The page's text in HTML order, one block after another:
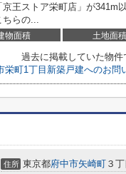
京王ストア栄町店」が341m
ちらの...
物面積 土地面積
過去に掲載していた物件
栄町1丁目新築戸建へのお問
住所 東京都府中市矢崎町 ３